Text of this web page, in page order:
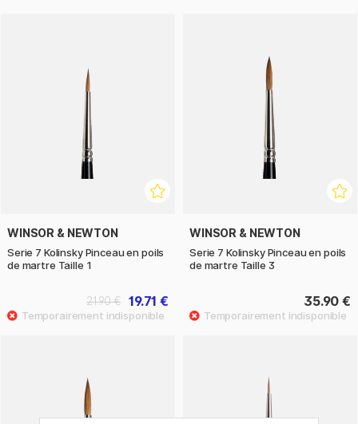
WINSOR & NEWTON
Serie 7 Kolinsky Pinceau en poils
de martre Taille 1
19.71 €
21.90 €
WINSOR & NEWTON
Serie 7 Kolinsky Pinceau en poils
de martre Taille 3
35.90 €